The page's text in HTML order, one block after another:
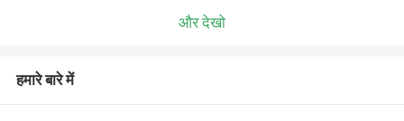
और देखो
हमारे बारे में